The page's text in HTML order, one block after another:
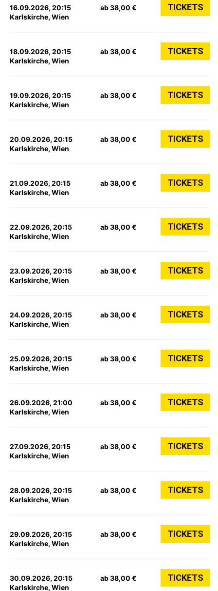
16.09.2026, 20:15
Karlskirche, Wien
ab 38,00 € TICKETS
18.09.2026, 20:15
Karlskirche, Wien
ab 38,00 € TICKETS
19.09.2026, 20:15
Karlskirche, Wien
ab 38,00 € TICKETS
20.09.2026, 20:15
Karlskirche, Wien
ab 38,00 € TICKETS
21.09.2026, 20:15
Karlskirche, Wien
ab 38,00 € TICKETS
22.09.2026, 20:15
Karlskirche, Wien
ab 38,00 € TICKETS
23.09.2026, 20:15
Karlskirche, Wien
ab 38,00 € TICKETS
24.09.2026, 20:15
Karlskirche, Wien
ab 38,00 € TICKETS
25.09.2026, 20:15
Karlskirche, Wien
ab 38,00 € TICKETS
26.09.2026, 21:00
Karlskirche, Wien
ab 38,00 € TICKETS
27.09.2026, 20:15
Karlskirche, Wien
ab 38,00 € TICKETS
28.09.2026, 20:15
Karlskirche, Wien
ab 38,00 € TICKETS
29.09.2026, 20:15
Karlskirche, Wien
ab 38,00 € TICKETS
30.09.2026, 20:15
Karlskirche, Wien
ab 38,00 € TICKETS